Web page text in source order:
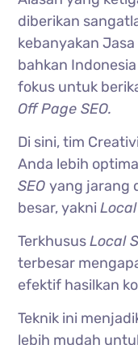
diberikan
kebanyakan
bahkan
fokus untuk
Off Page SEO.
Di sini, tim
Anda lebih
SEOyang jarang
besar, yakniLocal
TerkhususLocal
terbesar
efektif hasilkan
Teknik ini
lebih mudah